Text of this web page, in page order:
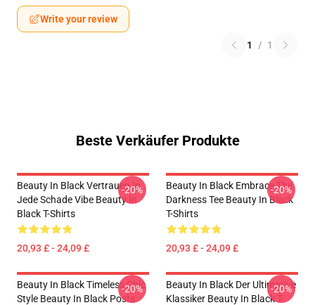
Write your review
1 / 1
Beste Verkäufer Produkte
Beauty In Black Vertrauen In
Jede Schade Vibe Beauty In
Black T-Shirts
20,93 £ - 24,09 £
-20%
Beauty In Black Embrace The
Darkness Tee Beauty In Black
T-Shirts
20,93 £ - 24,09 £
-20%
Beauty In Black Timeless Chic
Style Beauty In Black Posts
-20%
Beauty In Black Der Ultimative
Klassiker Beauty In Black T-
-20%